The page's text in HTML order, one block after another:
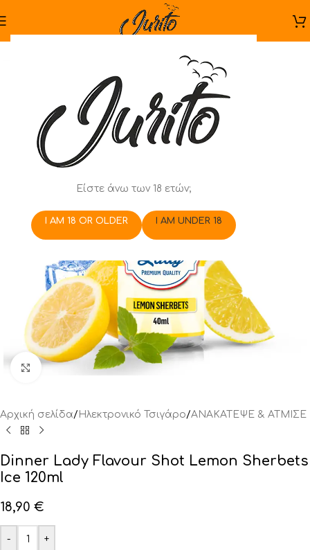
Είστε άνω των 18 ετών;
I AM 18 OR OLDER I AM UNDER 18
Click to enlarge
Αρχική σελίδα/ Ηλεκτρονικό Τσιγάρο/ΑΝΑΚΑΤΕΨΕ & ΑΤΜΙΣΕ
Dinner Lady Flavour Shot Lemon Sherbets
Ice 120ml
18,90 €
- +